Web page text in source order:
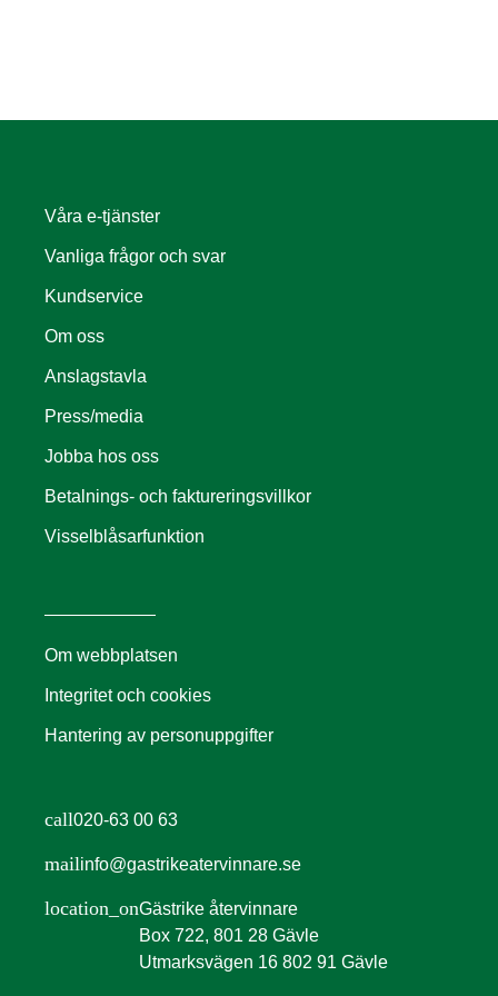
Våra e-tjänster
Vanliga frågor och svar
Kundservice
Om oss
Anslagstavla
Press/media
Jobba hos oss
Betalnings- och faktureringsvillkor
Visselblåsarfunktion
Om webbplatsen
Integritet och cookies
Hantering av personuppgifter
call020-63 00 63
mailinfo@gastrikeatervinnare.se
location_onGästrike återvinnare
Box 722, 801 28 Gävle
Utmarksvägen 16 802 91 Gävle